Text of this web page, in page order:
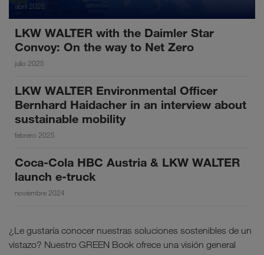
abril 2026
LKW WALTER with the Daimler Star
Convoy: On the way to Net Zero
julio 2025
LKW WALTER Environmental Officer
Bernhard Haidacher in an interview about
sustainable mobility
febrero 2025
Coca-Cola HBC Austria & LKW WALTER
launch e-truck
noviembre 2024
¿Le gustaría conocer nuestras soluciones sostenibles de un
vistazo? Nuestro GREEN Book ofrece una visión general